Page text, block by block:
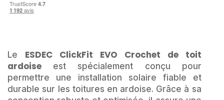
Le ESDEC ClickFit EVO Crochet de toit
ardoise est spécialement conçu pour
permettre une installation solaire fiable et
durable sur les toitures en ardoise. Grâce à sa